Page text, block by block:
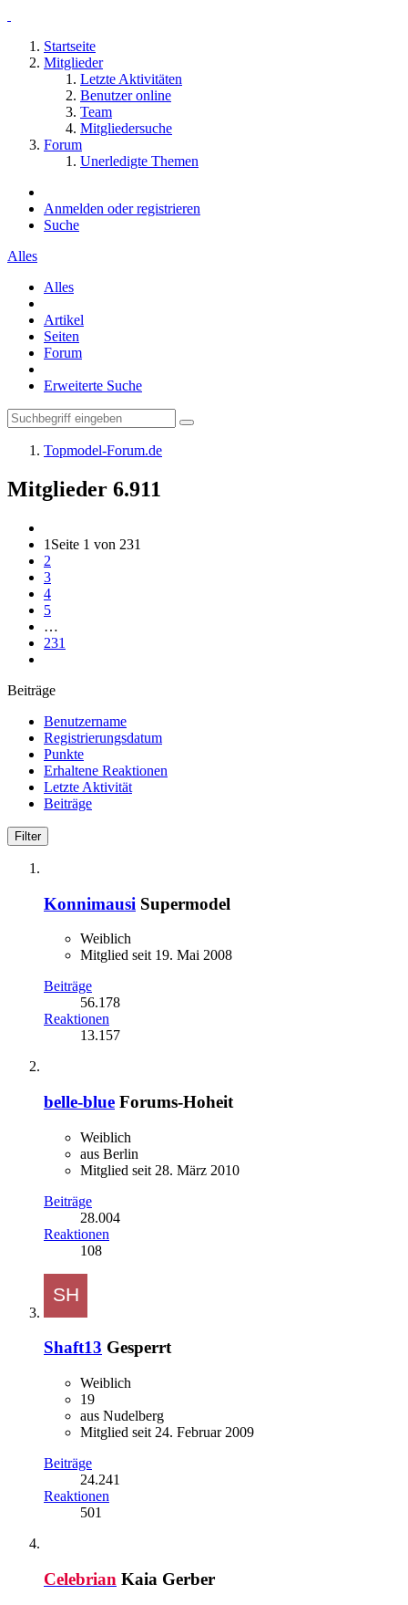
Startseite
Mitglieder
Letzte Aktivitäten
Benutzer online
Team
Mitgliedersuche
Forum
Unerledigte Themen
Anmelden oder registrieren
Suche
Alles
Alles
Artikel
Seiten
Forum
Erweiterte Suche
Topmodel-Forum.de
Mitglieder 6.911
1 Seite 1 von 231
2
3
4
5
…
231
Beiträge
Benutzername
Registrierungsdatum
Punkte
Erhaltene Reaktionen
Letzte Aktivität
Beiträge
Filter
Konnimausi Supermodel
Weiblich
Mitglied seit 19. Mai 2008
Beiträge
56.178
Reaktionen
13.157
belle-blue Forums-Hoheit
Weiblich
aus Berlin
Mitglied seit 28. März 2010
Beiträge
28.004
Reaktionen
108
Shaft13 Gesperrt
Weiblich
19
aus Nudelberg
Mitglied seit 24. Februar 2009
Beiträge
24.241
Reaktionen
501
Celebrian Kaia Gerber